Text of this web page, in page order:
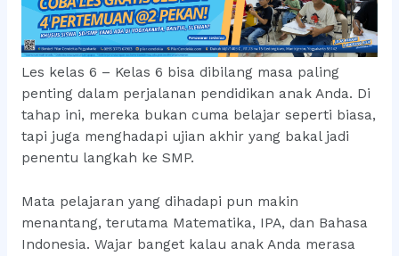
Les kelas 6 – Kelas 6 bisa dibilang masa paling
penting dalam perjalanan pendidikan anak Anda. Di
tahap ini, mereka bukan cuma belajar seperti biasa,
tapi juga menghadapi ujian akhir yang bakal jadi
penentu langkah ke SMP.
Mata pelajaran yang dihadapi pun makin
menantang, terutama Matematika, IPA, dan Bahasa
Indonesia. Wajar banget kalau anak Anda merasa